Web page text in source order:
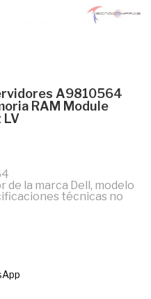
A9810564
RAM Module
LV
la marca Dell, modelo
técnicas no